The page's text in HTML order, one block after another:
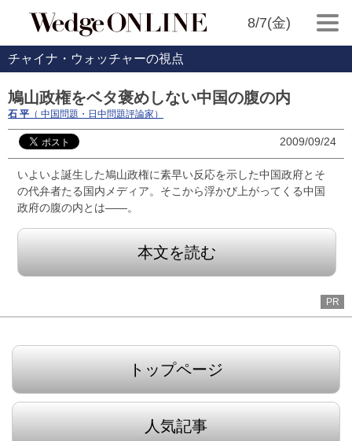
8/7(金)
チャイナ・ウォッチャーの視点
鳩山政権をベタ褒めしない中国の腹の内
石 平 （ 中国問題・日中問題評論家）
2009/09/24
いよいよ誕生した鳩山政権に素早い反応を示した中国政府とそ
の代弁者たる国内メディア。そこから浮かび上がってくる中国
政府の腹の内とは――。
本文を読む
PR
トップページ
人気記事